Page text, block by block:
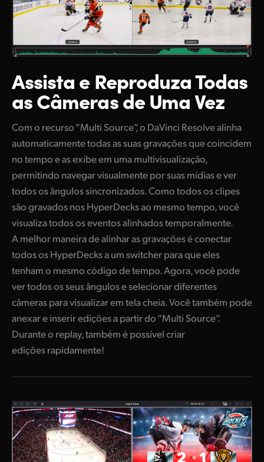
Assista e ReproduzaTodas
as Câmeras de Uma Vez
Com o recurso “Multi Source”, o DaVinci Resolve alinha
automaticamente todas as suas gravações que coincidem
no tempo e as exibe em uma multivisualização,
permitindo navegar visualmente por suas mídias e ver
todos os ângulos sincronizados. Como todos os clipes
são gravados nos HyperDecks ao mesmo tempo, você
visualiza todos os eventos alinhados temporalmente.
A melhor maneira de alinhar as gravações é conectar
todos os HyperDecks a um switcher para que eles
tenham o mesmo código de tempo. Agora, você pode
ver todos os seus ângulos e selecionar diferentes
câmeras para visualizar em tela cheia. Você também pode
anexar e inserir edições a partir do “Multi Source”.
Durante o replay, também é possível criar
edições rapidamente!